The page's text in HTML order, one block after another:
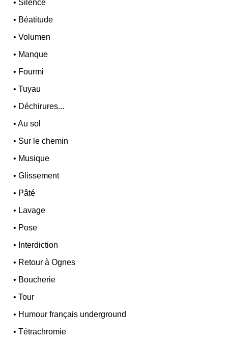
• Silence
• Béatitude
•Volumen
• Manque
• Fourmi
•Tuyau
• Déchirures...
•Au sol
• Sur le chemin
• Musique
•Glissement
• Pâté
• Lavage
• Pose
• Interdiction
• Retour à Ognes
• Boucherie
•Tour
• Humour français underground
•Tétrachromie